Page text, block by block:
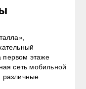
первом этаже
сеть мобильной
различные